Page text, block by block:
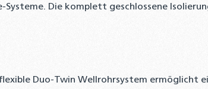
Die komplett geschlossene
Duo-Twin Wellrohrsystem ermöglicht